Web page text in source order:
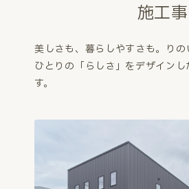
施工
美しさも、暮らしやすさも。
り
ひとりの「らしさ」をデザイン
す。